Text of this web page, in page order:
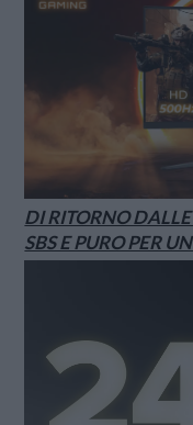
DI RITORNO
SBS E PURO PER